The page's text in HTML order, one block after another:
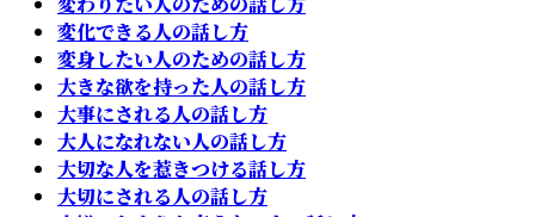
変化できる人の話し方
変身したい人のための話し方
大きな欲を持った人の話し方
大事にされる人の話し方
大人になれない人の話し方
大切な人を惹きつける話し方
大切にされる人の話し方